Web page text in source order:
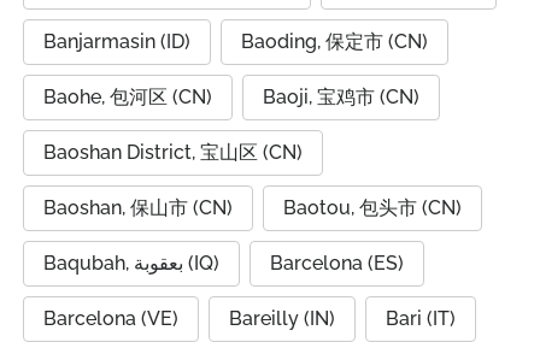
Banjarmasin (ID) Baoding, 保定市 (CN)
Baohe, 包河区 (CN) Baoji, 宝鸡市 (CN)
Baoshan District, 宝山区 (CN)
Baoshan, 保山市 (CN) Baotou, 包头市 (CN)
Baqubah, بعقوبة (IQ) Barcelona (ES)
Barcelona (VE) Bareilly (IN) Bari (IT)